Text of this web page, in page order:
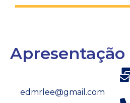
Apresentação
edmrlee@gmail.com